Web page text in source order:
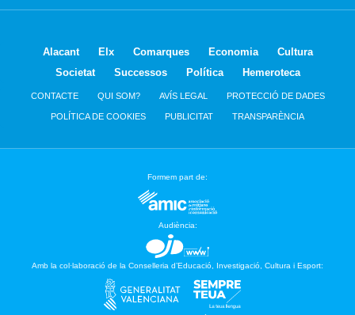
Alacant Elx Comarques Economia
Cultura
Societat
Successos Política Hemeroteca
CONTACTE QUI SOM? AVÍS LEGAL PROTECCIÓ DE DADES
POLÍTICA DE COOKIES PUBLICITAT TRANSPARÈNCIA
Formem part de:
Audiència:
Amb la col·laboració de la Conselleria d’Educació, Investigació, Cultura i Esport: